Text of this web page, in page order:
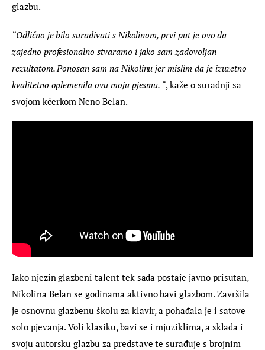
glazbu.
“Odlično je bilo surađivati s Nikolinom, prvi put je ovo da
zajedno profesionalno stvaramo i jako sam zadovoljan
rezultatom. Ponosan sam na Nikolinu jer mislim da je izuzetno
kvalitetno oplemenila ovu moju pjesmu. “, kaže o suradnji sa
svojom kćerkom Neno Belan.
Iako njezin glazbeni talent tek sada postaje javno prisutan,
Nikolina Belan se godinama aktivno bavi glazbom. Završila
je osnovnu glazbenu školu za klavir, a pohađala je i satove
solo pjevanja. Voli klasiku, bavi se i mjuziklima, a sklada i
svoju autorsku glazbu za predstave te surađuje s brojnim